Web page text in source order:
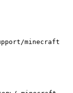
minecraft